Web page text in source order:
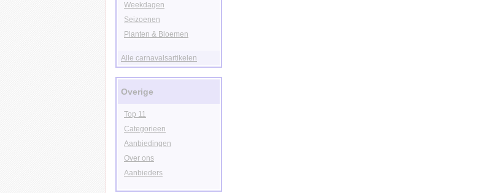
Weekdagen
Seizoenen
Planten & Bloemen
Alle carnavalsartikelen
Overige
Top 11
Categorieen
Aanbiedingen
Over ons
Aanbieders